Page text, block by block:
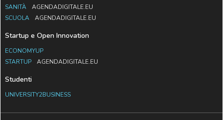
SANITÀ
AGENDADIGITALE.EU
SCUOLA
AGENDADIGITALE.EU
Startup e Open Innovation
ECONOMYUP
STARTUP
AGENDADIGITALE.EU
Studenti
UNIVERSITY2BUSINESS